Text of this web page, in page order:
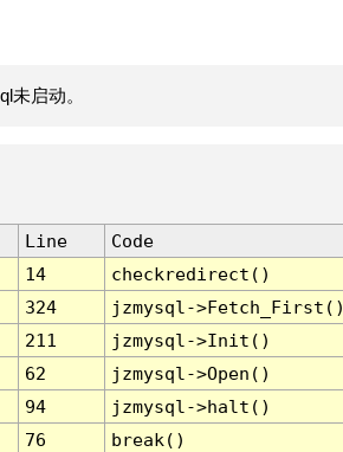
未启动。
Line
Code
14
checkredirect()
324
jzmysql-
211
jzmysql->Init()
62
jzmysql->Open()
94
jzmysql->halt()
76 break()